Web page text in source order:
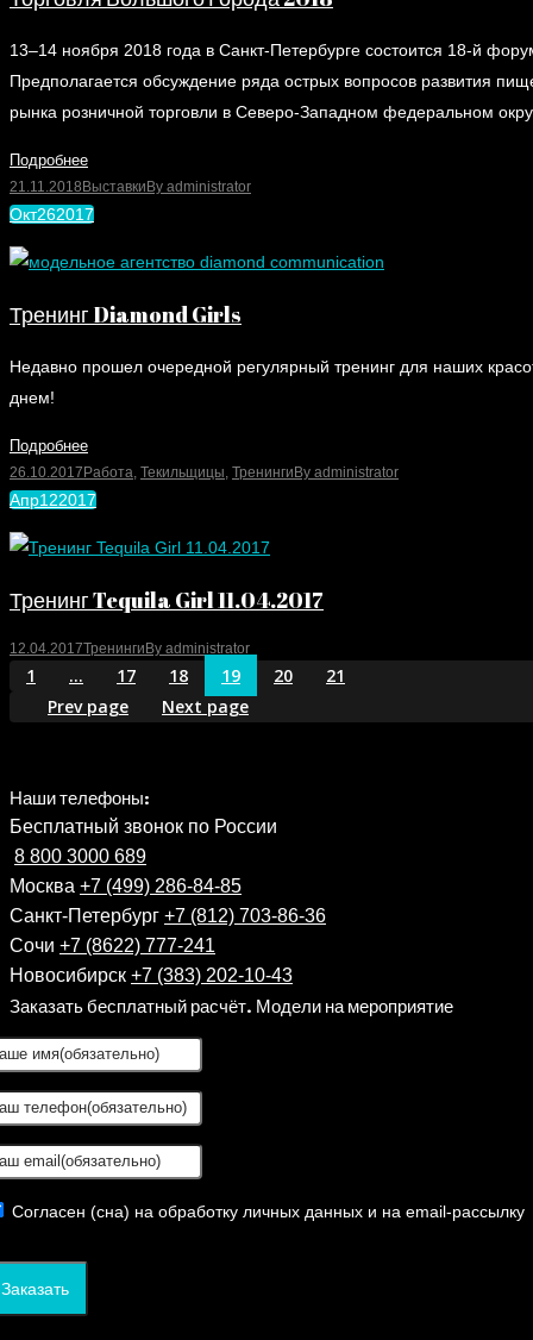
13–14 ноября 2018 года в Санкт-Петербурге состоится 18-й
Предполагается обсуждение ряда острых вопросов развития
рынка розничной торговли в Северо-Западном федеральном
Подробнее
21.11.2018 Выставки By administrator
Окт262017
Тренинг Diamond Girls
Недавно прошел очередной регулярный тренинг для наших
днем!
Подробнее
26.10.2017 Работа, Текильщицы, Тренинги By administrator
Апр122017
Тренинг Tequila Girl 11.04.2017
12.04.2017Тренинги By administrator
1 … 17 18 19 20
21
Prev page
Next page
Наши телефоны:
Бесплатный звонок по России
8 800 3000 689
Москва +7 (499) 286-84-85
Санкт-Петербург +7 (812) 703-86-36
Сочи +7 (8622) 777-241
Новосибирск +7 (383) 202-10-43
Заказать бесплатный расчёт. Модели на мероприятие
Согласен (сна) на обработку личных данных и на email-рассылку
Заказать